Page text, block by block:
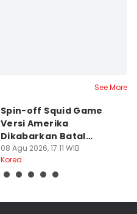
See More
Spin-off Squid Game
Versi Amerika
Dikabarkan Batal
Dibuat, Kenapa?
08 Agu 2026, 17:11 WIB
Korea